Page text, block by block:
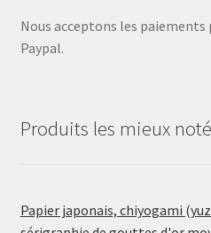
Nous acceptons les
Paypal.
Produits les mieux
Papier japonais, chiyogami